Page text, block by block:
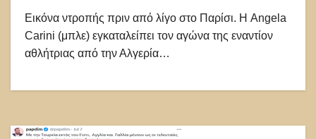
Εικόνα ντροπής πριν από λίγο στο Παρίσι. Η Angela
Carini (μπλε) εγκαταλείπει τον αγώνα της εναντίον
αθλήτριας από την Αλγερία…